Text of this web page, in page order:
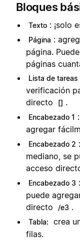
Bloques
Texto : ¡solo
Página :
página.
páginas
Lista de
verificación
directo
[] .
Encabezado 1
agregar
Encabezado 2
mediano, se
acceso
Encabezado 3
puede
directo
/e3 .
Tabla:
crea
filas.